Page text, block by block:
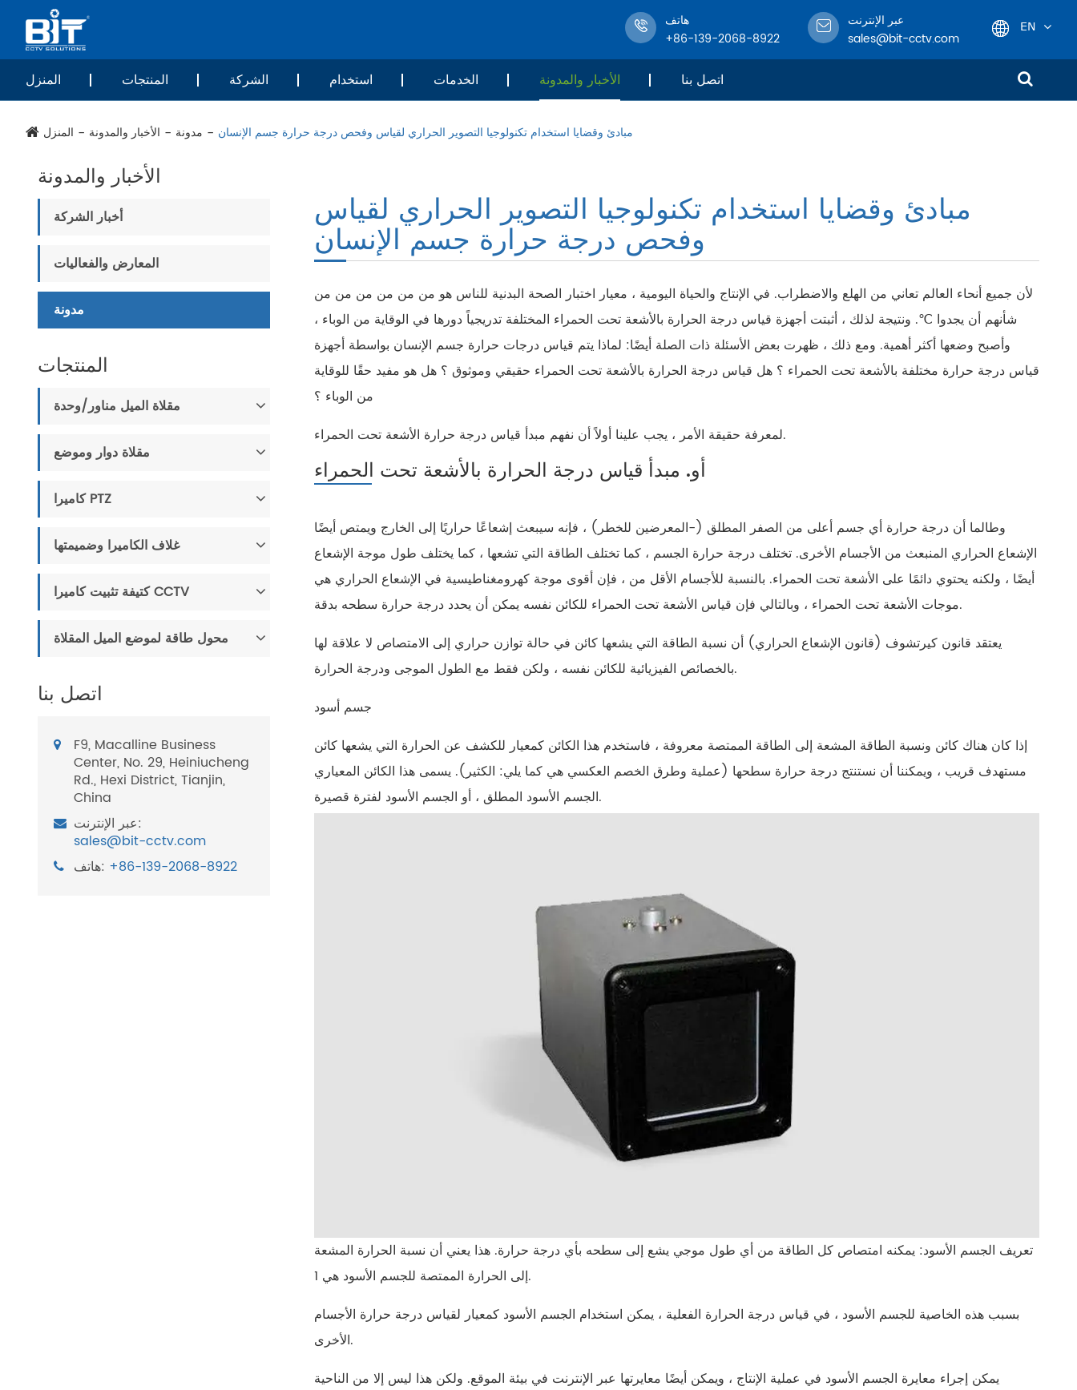
هاتف
+86-139-2068-8922
عبر الإنترنت
sales@bit-cctv.com
EN
français
italiano
русский
ไทย
čeština
dansk
المنزل المنتجات الشركة استخدام الخدمات الأخبار والمدونة اتصل بنا
المنزل الأخبار والمدونة مدونة مبادئ وقضايا استخدام تكنولوجيا التصوير الحراري لقياس وفحص درجة حرارة جسم الإنسان
الأخبار والمدونة
أخبار الشركة
المعارض والفعاليات
مدونة
المنتجات
مقلاة الميل مناور/وحدة
مقلاة دوار وموضع
كاميرا PTZ
غلاف الكاميرا وضميمتها
كتيفة تثبيت كاميرا CCTV
محول طاقة لموضع الميل المقلاة
اتصل بنا
F9, Macalline Business
Center, No. 29, Heiniucheng
Rd., Hexi District, Tianjin,
China
عبر الإنترنت:
sales@bit-cctv.com
هاتف: +86-139-2068-8922
مبادئ وقضايا استخدام تكنولوجيا التصوير الحراري لقياس
وفحص درجة حرارة جسم الإنسان
لأن جميع أنحاء العالم تعاني من الهلع والاضطراب. في الإنتاج والحياة اليومية ، معيار اختبار الصحة البدنية للناس هو من من من من من من
شأنهم أن يجدوا ℃. ونتيجة لذلك ، أثبتت أجهزة قياس درجة الحرارة بالأشعة تحت الحمراء المختلفة تدريجياً دورها في الوقاية من الوباء ،
وأصبح وضعها أكثر أهمية. ومع ذلك ، ظهرت بعض الأسئلة ذات الصلة أيضًا: لماذا يتم قياس درجات حرارة جسم الإنسان بواسطة أجهزة
قياس درجة حرارة مختلفة بالأشعة تحت الحمراء ؟ هل قياس درجة الحرارة بالأشعة تحت الحمراء حقيقي وموثوق ؟ هل هو مفيد حقًا للوقاية
من الوباء ؟
لمعرفة حقيقة الأمر ، يجب علينا أولاً أن نفهم مبدأ قياس درجة حرارة الأشعة تحت الحمراء.
أو. مبدأ قياس درجة الحرارة بالأشعة تحت الحمراء
وطالما أن درجة حرارة أي جسم أعلى من الصفر المطلق (-المعرضين للخطر) ، فإنه سيبعث إشعاعًا حراريًا إلى الخارج ويمتص أيضًا
الإشعاع الحراري المنبعث من الأجسام الأخرى. تختلف درجة حرارة الجسم ، كما تختلف الطاقة التي تشعها ، كما يختلف طول موجة الإشعاع
أيضًا ، ولكنه يحتوي دائمًا على الأشعة تحت الحمراء. بالنسبة للأجسام الأقل من ، فإن أقوى موجة كهرومغناطيسية في الإشعاع الحراري هي
موجات الأشعة تحت الحمراء ، وبالتالي فإن قياس الأشعة تحت الحمراء للكائن نفسه يمكن أن يحدد درجة حرارة سطحه بدقة.
يعتقد قانون كيرتشوف (قانون الإشعاع الحراري) أن نسبة الطاقة التي يشعها كائن في حالة توازن حراري إلى الامتصاص لا علاقة لها
بالخصائص الفيزيائية للكائن نفسه ، ولكن فقط مع الطول الموجى ودرجة الحرارة.
جسم أسود
إذا كان هناك كائن ونسبة الطاقة المشعة إلى الطاقة الممتصة معروفة ، فاستخدم هذا الكائن كمعيار للكشف عن الحرارة التي يشعها كائن
مستهدف قريب ، ويمكننا أن نستنتج درجة حرارة سطحها (عملية وطرق الخصم العكسي هي كما يلي: الكثير). يسمى هذا الكائن المعياري
الجسم الأسود المطلق ، أو الجسم الأسود لفترة قصيرة.
تعريف الجسم الأسود: يمكنه امتصاص كل الطاقة من أي طول موجي يشع إلى سطحه بأي درجة حرارة. هذا يعني أن نسبة الحرارة المشعة
إلى الحرارة الممتصة للجسم الأسود هي 1.
بسبب هذه الخاصية للجسم الأسود ، في قياس درجة الحرارة الفعلية ، يمكن استخدام الجسم الأسود كمعيار لقياس درجة حرارة الأجسام
الأخرى.
يمكن إجراء معايرة الجسم الأسود في عملية الإنتاج ، ويمكن أيضًا معايرتها عبر الإنترنت في بيئة الموقع. ولكن هذا ليس إلا من الناحية